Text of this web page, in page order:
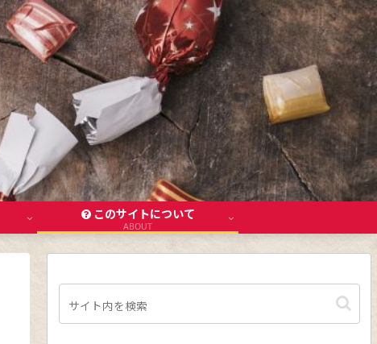
このサイトについて
ABOUT